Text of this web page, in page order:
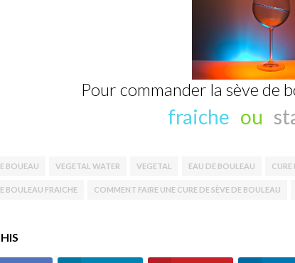
Pour commander la sève de
fraiche ou
BOUEAU VEGETAL WATER VEGETAL EAU DE BOULEAU
BOULEAU FRAICHE COMMENT FAIRE UNE CURE DE SÈVE DE BOULEAU